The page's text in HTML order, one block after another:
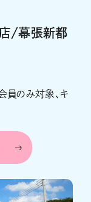
店/幕張新都
のみ対象、キ